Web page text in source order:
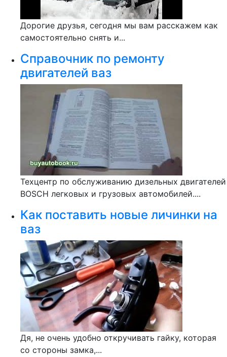
Дорогие друзья, сегодня мы вам расскажем как
самостоятельно снять и...
Справочник по ремонту
двигателей ваз
Техцентр по обслуживанию дизельных двигателей
BOSCH легковых и грузовых автомобилей....
Как поставить новые личинки на
ваз
Дя, не очень удобно откручивать гайку, которая
со стороны замка,...